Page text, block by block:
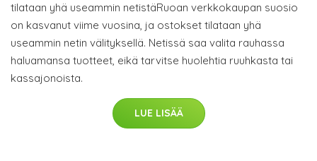
tilataan yhä useammin netistäRuoan verkkokaupan suosio
on kasvanut viime vuosina, ja ostokset tilataan yhä
useammin netin välityksellä. Netissä saa valita rauhassa
haluamansa tuotteet, eikä tarvitse huolehtia ruuhkasta tai
kassajonoista.
LUE LISÄÄ